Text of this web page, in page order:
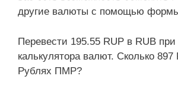
другие валюты с помощью
Перевести 195.55 RUP в RUB
калькулятора валют. Сколько
Рублях ПМР?